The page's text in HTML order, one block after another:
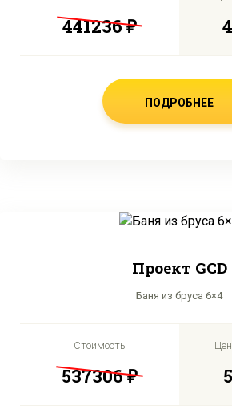
441236 ₽
ПОДРОБНЕЕ
Проект GCD
Баня из бруса 6×4
Стоимость
537306 ₽